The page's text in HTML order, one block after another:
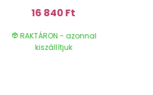
16 840 Ft
RAKTÁRON - azonnal
kiszállítjuk